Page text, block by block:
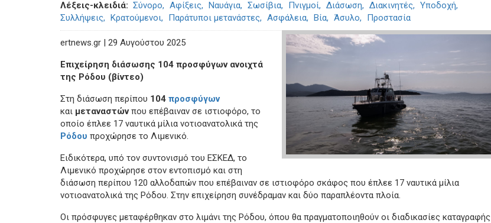
Λέξεις-κλειδιά Σύνορο Αφίξεις Ναυάγια Σωσίβια Πνιγμοί Διάσωση Διακινητές
Υποδοχή
Συλλήψεις
Κρατούμενοι Παράτυποι μετανάστες Ασφάλεια Βία Άσυλο Προστασία
ertnews.gr | 29 Αυγούστου 2025
Επιχείρηση διάσωσης 104 προσφύγων ανοιχτά
της Ρόδου (βίντεο)
Στη διάσωση περίπου 104 προσφύγων
και μεταναστώνπου επέβαιναν σε ιστιοφόρο, το
οποίο έπλεε 17 ναυτικά μίλια νοτιοανατολικά της
Ρόδου προχώρησε το Λιμενικό.
Ειδικότερα, υπό τον συντονισμό του ΕΣΚΕΔ, το
Λιμενικό προχώρησε στον εντοπισμό και στη
διάσωση περίπου 120 αλλοδαπών που επέβαιναν σε ιστιοφόρο σκάφος που έπλεε 17 ναυτικά μίλια
νοτιοανατολικά της Ρόδου. Στην επιχείρηση συνέδραμαν και δύο παραπλέοντα πλοία.
Οι πρόσφυγες μεταφέρθηκαν στο λιμάνι της Ρόδου, όπου θα πραγματοποιηθούν οι διαδικασίες καταγραφής